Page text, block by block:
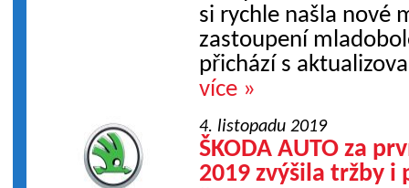
si rychle našla nové
zastoupení
přichází s
více »
4. listopadu 2019
ŠKODA AUTO za
2019 zvýšila tržby i